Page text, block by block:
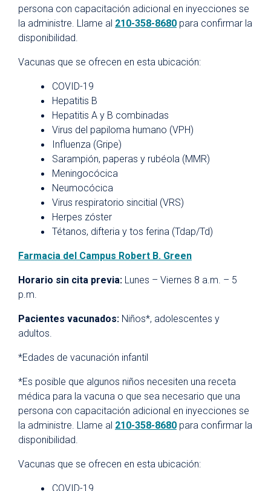
persona con capacitación adicional en inyecciones se
la administre. Llame al 210-358-8680 para confirmar la
disponibilidad.
Vacunas que se ofrecen en esta ubicación:
COVID-19
Hepatitis B
Hepatitis A y B combinadas
Virus del papiloma humano (VPH)
Influenza (Gripe)
Sarampión, paperas y rubéola (MMR)
Meningocócica
Neumocócica
Virus respiratorio sincitial (VRS)
Herpes zóster
Tétanos, difteria y tos ferina (Tdap/Td)
Farmacia del Campus Robert B. Green
Horario sin cita previa: Lunes – Viernes 8 a.m. – 5
p.m.
Pacientes vacunados: Niños*, adolescentes y
adultos.
*Edades de vacunación infantil
*Es posible que algunos niños necesiten una receta
médica para la vacuna o que sea necesario que una
persona con capacitación adicional en inyecciones se
la administre. Llame al 210-358-8680 para confirmar la
disponibilidad.
Vacunas que se ofrecen en esta ubicación:
COVID-19